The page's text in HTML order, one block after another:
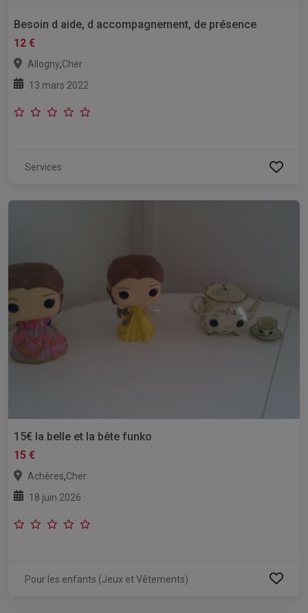
Besoin d aide, d accompagnement, de présence
12 €
Allogny,Cher
13 mars 2022
Services
15€ la belle et la bête funko
15 €
Achères,Cher
18 juin 2026
Pour les enfants (Jeux et Vêtements)